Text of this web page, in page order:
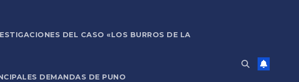
DEL CASO «LOS BURROS DE LA
DEMANDAS DE PUNO